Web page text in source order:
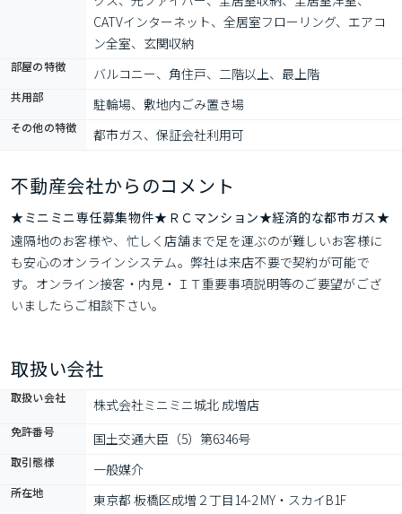
CATVインターネット、全居室フローリング、エアコ
ン全室、玄関収納
部屋の特徴 バルコニー、角住戸、二階以上、最上階
共用部 駐輪場、敷地内ごみ置き場
その他の特徴 都市ガス、保証会社利用可
不動産会社からのコメント
★ミニミニ専任募集物件★ＲＣマンション★経済的な都市ガス★
遠隔地のお客様や、忙しく店舗まで足を運ぶのが難しいお客様に
も安心のオンラインシステム。弊社は来店不要で契約が可能で
す。オンライン接客・内見・ＩＴ重要事項説明等のご要望がござ
いましたらご相談下さい。
取扱い会社
取扱い会社 株式会社ミニミニ城北 成増店
免許番号 国土交通大臣（5）第6346号
取引態様 一般媒介
所在地 東京都 板橋区成増２丁目14-2 MY・スカイB1F